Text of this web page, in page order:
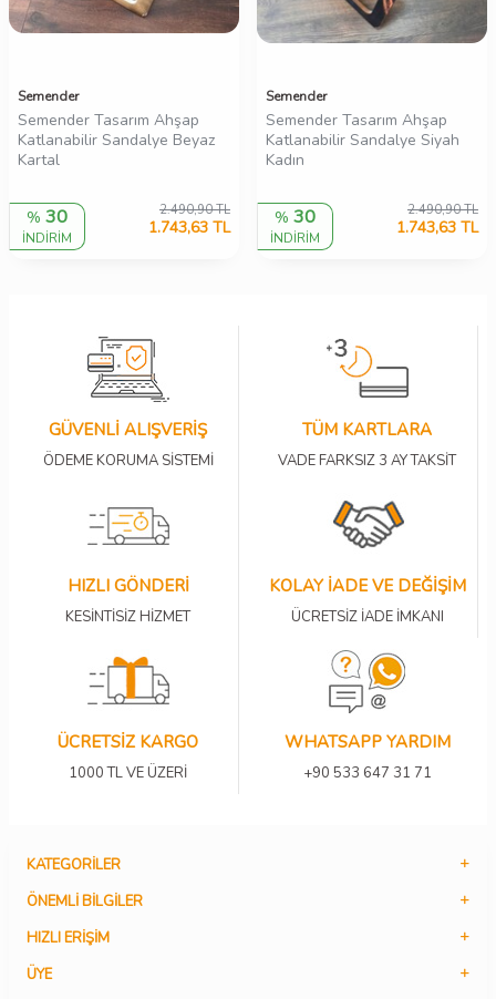
Semender
Semender Tasarım Ahşap
Katlanabilir Sandalye Beyaz
Kartal
%30
İNDİRİM
2.490,90TL
1.743,63TL
Semender
Semender Tasarım Ahşap
Katlanabilir Sandalye Siyah
Kadın
%30
İNDİRİM
2.490,90TL
1.743,63TL
GÜVENLİ ALIŞVERİŞ
ÖDEME KORUMA SİSTEMİ
TÜM KARTLARA
VADE FARKSIZ 3 AY TAKSİT
HIZLI GÖNDERİ
KESİNTİSİZ HİZMET
KOLAY İADE VE DEĞİŞİM
ÜCRETSİZ İADE İMKANI
ÜCRETSİZ KARGO
1000 TL VE ÜZERİ
WHATSAPP YARDIM
+90 533 647 31 71
KATEGORILER
ÖNEMLI BILGILER
HIZLI ERIŞIM
ÜYE